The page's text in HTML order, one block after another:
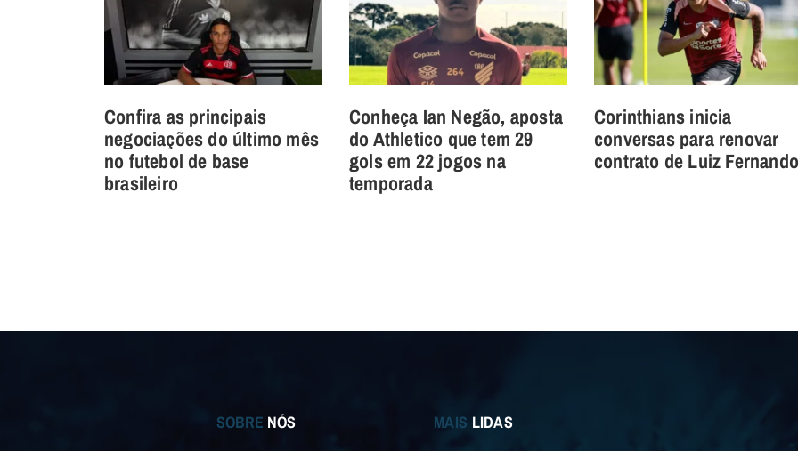
Confira as principais
negociações do último mês
no futebol de base
brasileiro
Conheça Ian Negão, aposta
do Athletico que tem 29
gols em 22 jogos na
temporada
Corinthians inicia
conversas para renovar
contrato de Luiz Fernando
SOBRE NÓS MAIS LIDAS